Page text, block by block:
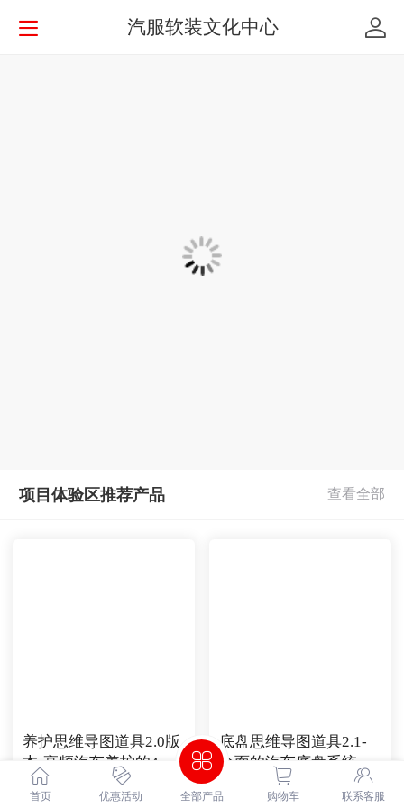
汽服软装文化中心
项目体验区推荐产品
养护思维导图道具2.0版
本-高频汽车养护的4大
系统详细解剖|让车主全
面了解养护知识
￥2980
底盘思维导图道具2.1-
全面的汽车底盘系统养
护知识详细解剖|让车主
全面了解底盘知识
￥ 00
首页 优惠活动 全部产品 购物车 联系客服